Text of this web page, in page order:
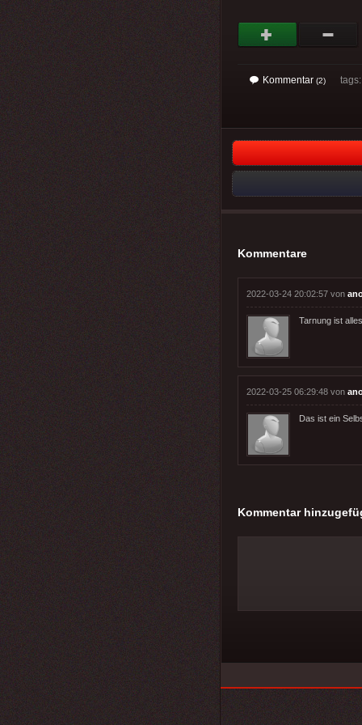
Kommentar (2)
Kommentare
2022-03-24 20:02:57 von
Tarnung ist alles
2022-03-25 06:29:48 von
Das ist ein
Kommentar